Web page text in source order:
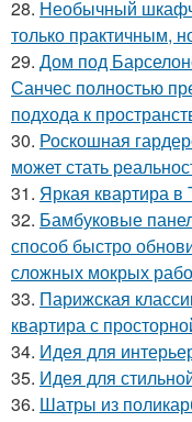
28. Необычный
только практичным,
29. Дом под
Санчес полностью
подхода к
30. Роскошная
может стать
31. Яркая квартира в
32. Бамбуковые
способ быстро
сложных мокрых
33. Парижская
квартира с
34. Идея для
35. Идея для
36. Шатры из